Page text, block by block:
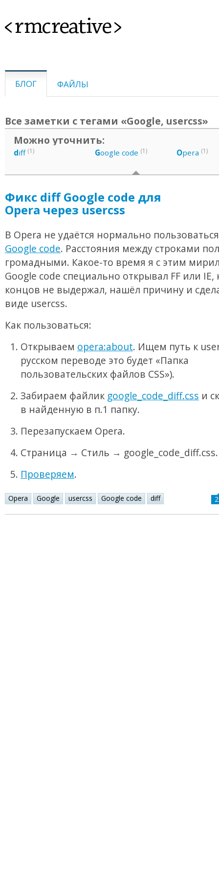
<rmcreative>
БЛОГ ФАЙЛЫ
Все заметки с тегами «Google, usercss»
Можно уточнить:
diff (1) Google code (1) Opera (1)
Фикс diff Google code для
Opera через usercss
В Opera не удаётся нормально
Google code. Расстояния между строками
громадными. Какое-то время я с этим
Google code специально открывал FF или
концов не выдержал, нашёл причину и
виде usercss.
Как пользоваться:
Открываем opera:about. Ищем путь к
русском переводе это будет «Папка
пользовательских файлов CSS»).
Забираем файлик google_code_diff.css и
в найденную в п.1 папку.
Перезапускаем Opera.
Страница → Стиль → google_code_diff.css.
Проверяем.
Opera Google usercss Google code diff